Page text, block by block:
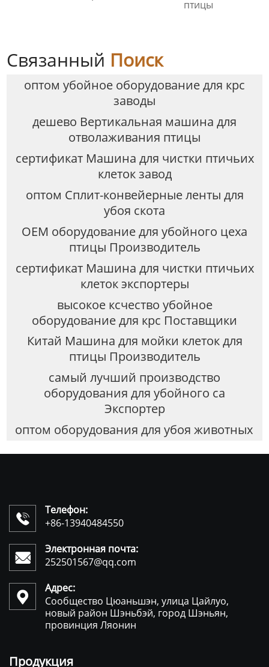
птицы
Связанный Поиск
оптом убойное оборудование для крс
заводы
дешево Вертикальная машина для
отволаживания птицы
сертификат Машина для чистки птичьих
клеток завод
оптом Сплит-конвейерные ленты для
убоя скота
OEM оборудование для убойного цеха
птицы Производитель
сертификат Машина для чистки птичьих
клеток экспортеры
высокое ксчество убойное
оборудование для крс Поставщики
Китай Машина для мойки клеток для
птицы Производитель
самый лучший производство
оборудования для убойного са
Экспортер
оптом оборудования для убоя животных

Телефон:
+86-13940484550

Электронная почта:
252501567@qq.com

Адрес:
Сообщество Цюаньшэн, улица Цайлуо,
новый район Шэньбэй, город Шэньян,
провинция Ляонин
Продукция